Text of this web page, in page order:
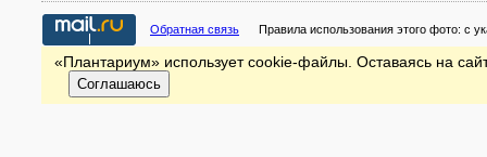
Обратная связь Правила использования этого фото: с
«Плантариум» использует cookie-файлы. Оставаясь на
Соглашаюсь